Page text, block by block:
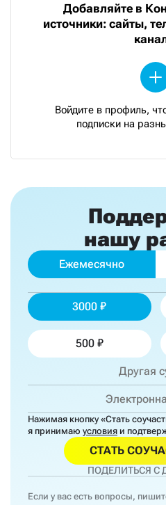
Добавляйте в
источники: сайты,
Войдите в профиль,
подписки на
нашу
Ежемесячно
3000
500
Нажимая кнопку «Стать
я принимаю условия и
СТАТЬ
ПОДЕЛИТЬСЯ С
Если у вас есть вопросы,